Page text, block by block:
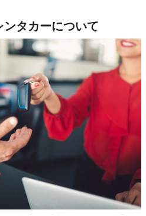
タカーについて